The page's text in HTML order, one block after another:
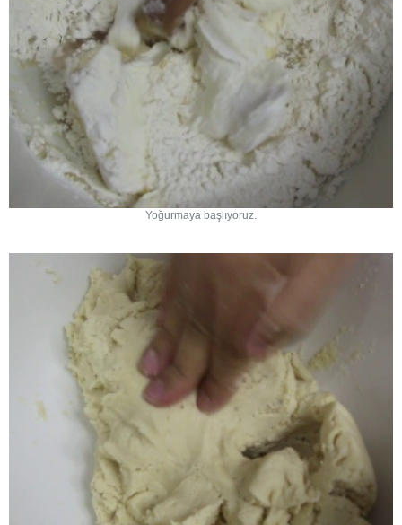
Yoğurmaya başlıyoruz.